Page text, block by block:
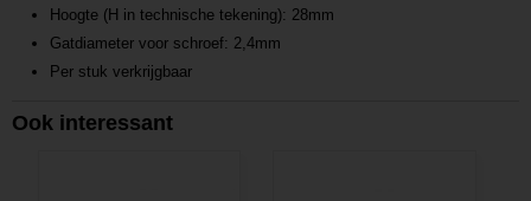
Hoogte (H in technische tekening): 28mm
Gatdiameter voor schroef: 2,4mm
Per stuk verkrijgbaar
Ook interessant